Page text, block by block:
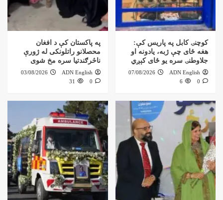
کوچنۍ کابل په پاریس کې:
هغه ځای چې ژبه، یادونه او
جلاوطنۍ سره یو ځای کېږي
ADN English
07/08/2026
0
6
په پاکستان کې د افغان
محصلانو راتلونکی له ژورې
ناڅرګندتیا سره مخ شوی
ADN English
03/08/2026
0
31